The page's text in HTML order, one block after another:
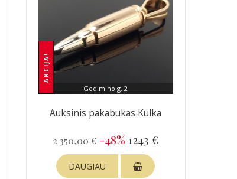
Gedimino g. 2
AKCIJA!
Auksinis pakabukas Kulka
2 350,00 € -48% 1243 €
DAUGIAU